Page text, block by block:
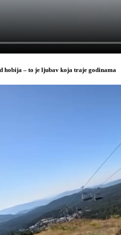
hobija – to je ljubav koja traje godinama